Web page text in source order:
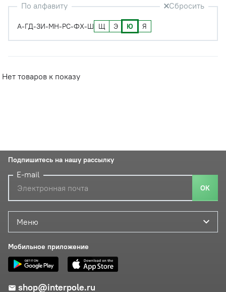
По алфавиту Сбросить
А-ГД-ЗИ-МН-РС-ФХ-Ш Щ Э Ю Я
Нет товаров к показу
Меню
Мобильное приложение
shop@interpole.ru
Подпишитесь на нашу рассылку
E-mail
ОК